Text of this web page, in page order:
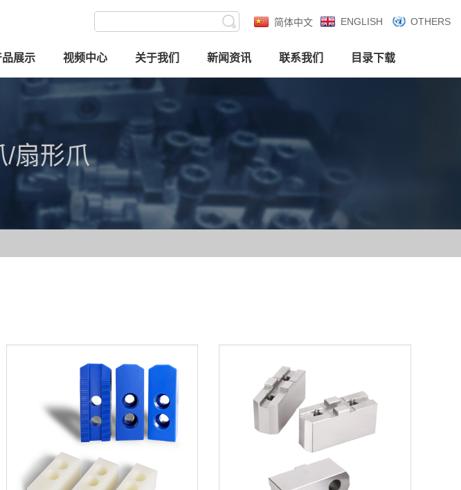
简体中文 ENGLISH OTHERS
品展示 视频中心 关于我们 新闻资讯 联系我们 目录下载
/扇形爪